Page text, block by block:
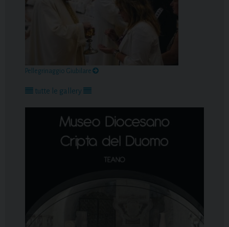
Pellegrinaggio Giubilare
tutte le gallery